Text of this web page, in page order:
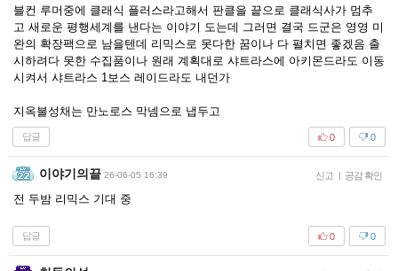
블컨 루머중에 클래식 플러스라고해서 판클을 끝으로 클래식사가 멈추
고 새로운 평행세계를 낸다는 이야기 도는데 그러면 결국 드군은 영영 미
완의 확장팩으로 남을텐데 리믹스로 못다한 꿈이나 다 펼치면 좋겠음 출
시하려다 못한 수집품이나 원래 계획대로 샤트라스에 아키몬드라도 이동
시켜서 샤트라스 1보스 레이드라도 내던가
지옥불성채는 만노로스 막넴으로 냅두고
답글 0
0
이야기의끝 26-06-05 16:39 신고 | 공감 확인
전 두밤 리믹스 기대 중
답글 0
0